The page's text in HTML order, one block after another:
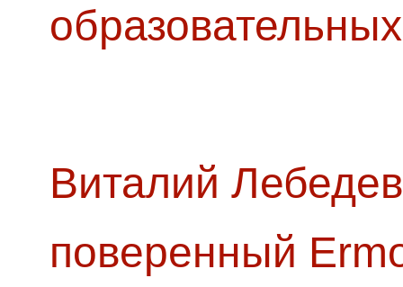
Виталий
поверенный